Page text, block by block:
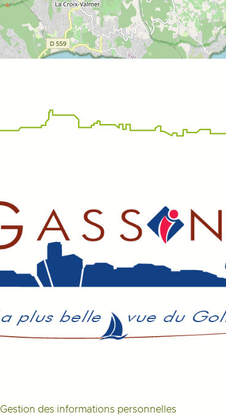
Gestion des informations personnelles